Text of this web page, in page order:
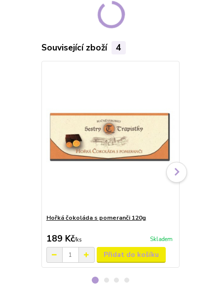
Související zboží 4
Hořká čokoláda s pomeranči 120g
189 Kč/ks Skladem
Přidat do košíku